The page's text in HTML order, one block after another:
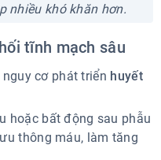
nhiều khó khăn hơn.
tĩnh mạch sâu
cơ phát triển huyết
hoặc bất động sau phẫu
thông máu, làm tăng